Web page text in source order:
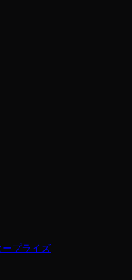
ープライズ